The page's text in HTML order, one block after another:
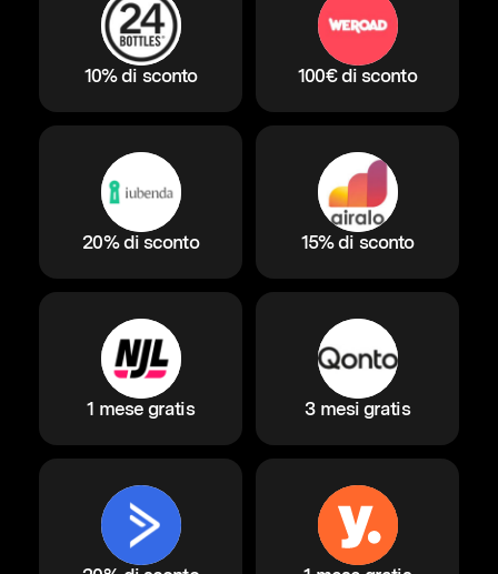
10% di sconto 100€ di sconto
20% di sconto 15% di sconto
1 mese gratis 3 mesi gratis